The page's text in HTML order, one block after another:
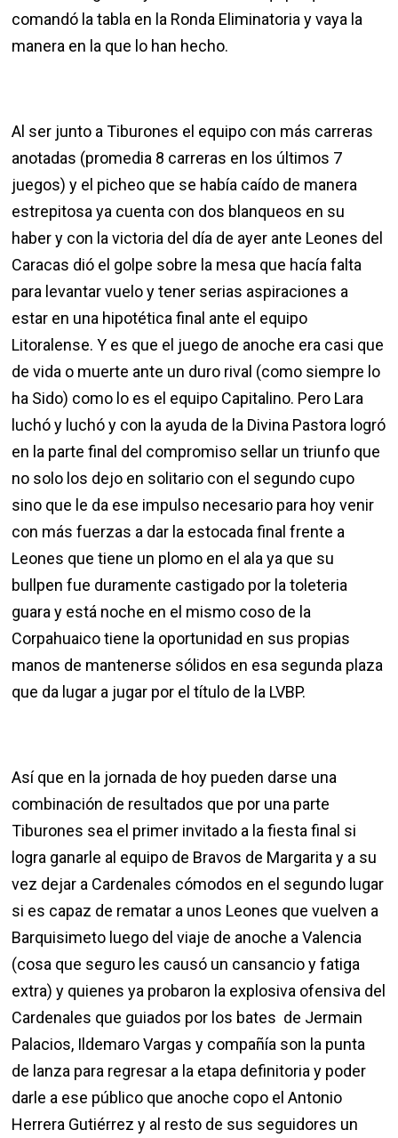
comandó la tabla en la Ronda Eliminatoria y vaya la
manera en la que lo han hecho.
Al ser junto a Tiburones el equipo con más carreras
anotadas (promedia 8 carreras en los últimos 7
juegos) y el picheo que se había caído de manera
estrepitosa ya cuenta con dos blanqueos en su
haber y con la victoria del día de ayer ante Leones del
Caracas dió el golpe sobre la mesa que hacía falta
para levantar vuelo y tener serias aspiraciones a
estar en una hipotética final ante el equipo
Litoralense. Y es que el juego de anoche era casi que
de vida o muerte ante un duro rival (como siempre lo
ha Sido) como lo es el equipo Capitalino. Pero Lara
luchó y luchó y con la ayuda de la Divina Pastora logró
en la parte final del compromiso sellar un triunfo que
no solo los dejo en solitario con el segundo cupo
sino que le da ese impulso necesario para hoy venir
con más fuerzas a dar la estocada final frente a
Leones que tiene un plomo en el ala ya que su
bullpen fue duramente castigado por la toleteria
guara y está noche en el mismo coso de la
Corpahuaico tiene la oportunidad en sus propias
manos de mantenerse sólidos en esa segunda plaza
que da lugar a jugar por el título de la LVBP.
Así que en la jornada de hoy pueden darse una
combinación de resultados que por una parte
Tiburones sea el primer invitado a la fiesta final si
logra ganarle al equipo de Bravos de Margarita y a su
vez dejar a Cardenales cómodos en el segundo lugar
si es capaz de rematar a unos Leones que vuelven a
Barquisimeto luego del viaje de anoche a Valencia
(cosa que seguro les causó un cansancio y fatiga
extra) y quienes ya probaron la explosiva ofensiva del
Cardenales que guiados por los bates de Jermain
Palacios, Ildemaro Vargas y compañía son la punta
de lanza para regresar a la etapa definitoria y poder
darle a ese público que anoche copo el Antonio
Herrera Gutiérrez y al resto de sus seguidores un